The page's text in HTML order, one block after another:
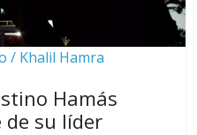
/ Khalil Hamra
Hamás
su líder